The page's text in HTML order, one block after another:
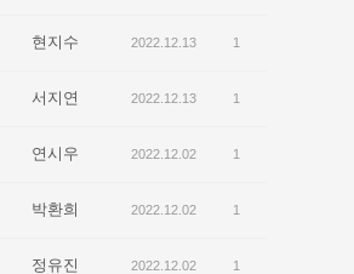
현지수 2022.12.13 1
서지연 2022.12.13 1
연시우 2022.12.02 1
박환희 2022.12.02 1
정유진 2022.12.02 1